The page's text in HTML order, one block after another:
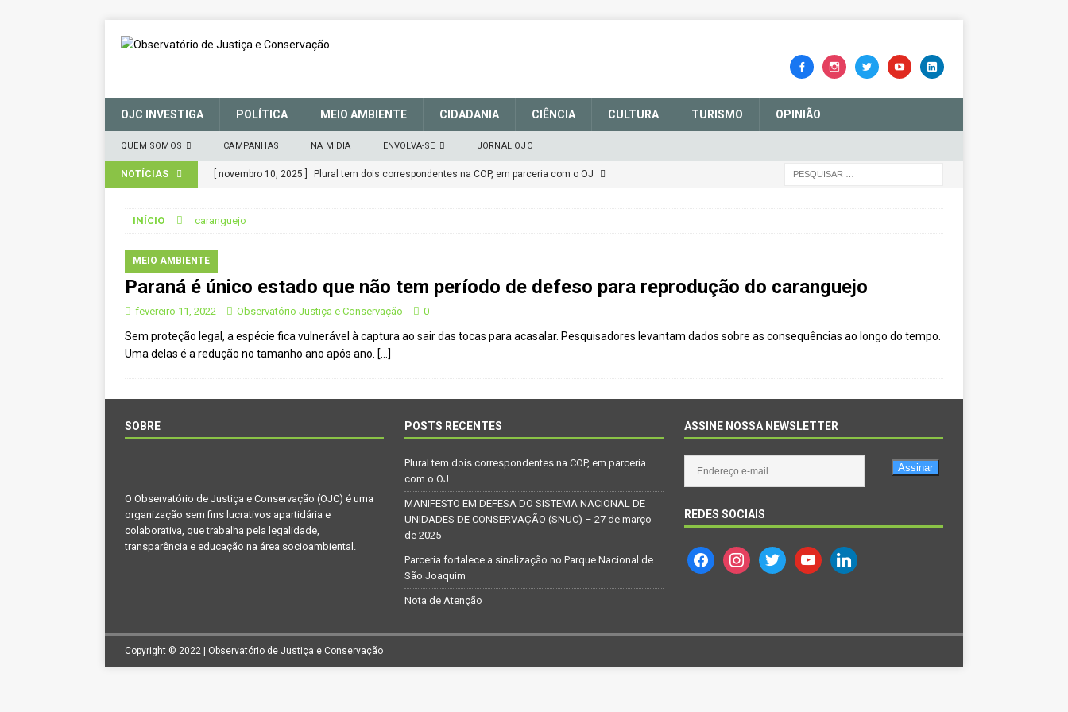
OJC INVESTIGA POLÍTICA MEIO AMBIENTE CIDADANIA CIÊNCIA CULTURA TURISMO OPINIÃO
QUEM SOMOS CAMPANHAS NA MÍDIA ENVOLVA-SE JORNAL OJC
NOTÍCIAS [ novembro 10, 2025 ] Plural tem dois correspondentes na COP, em parceria com o OJ
[ março 27, 2025 ]
[ janeiro 22, 2025 ] Parceria fortalece a sinalização no Parque Nacional de São Joaquim
CIDADANIA
[ novembro 29, 2024 ] Nota de Atenção CIDADANIA
[ novembro 11, 2024 ] Nota de Repúdio
CIDADANIA
[ maio 16, 2022 ] Ameaças do pinus e eucalipto às Florestas com Araucárias nos estados do
Paraná e Santa Catarina MEIO AMBIENTE
[ abril 11, 2022 ] Papagaio-verdadeiro: comércio ilegal faz com que aves percam o habitat natural
INÍCIO caranguejo
MEIO AMBIENTE
Paraná é único estado que não tem período de defeso para reprodução do caranguejo
fevereiro 11, 2022 Observatório Justiça e Conservação 0
Sem proteção legal, a espécie fica vulnerável à captura ao sair das tocas para acasalar. Pesquisadores levantam dados sobre as consequências ao longo do tempo.
Uma delas é a redução no tamanho ano após ano. […]
SOBRE
O Observatório de Justiça e Conservação (OJC) é uma
organização sem fins lucrativos apartidária e
colaborativa, que trabalha pela legalidade,
transparência e educação na área socioambiental.
POSTS RECENTES
Plural tem dois correspondentes na COP, em parceria
com o OJ
MANIFESTO EM DEFESA DO SISTEMA NACIONAL DE
UNIDADES DE CONSERVAÇÃO (SNUC) – 27 de março
de 2025
Parceria fortalece a sinalização no Parque Nacional de
São Joaquim
Nota de Atenção
ASSINE NOSSA NEWSLETTER
Assinar
REDES SOCIAIS
Copyright © 2022 | Observatório de Justiça e Conservação